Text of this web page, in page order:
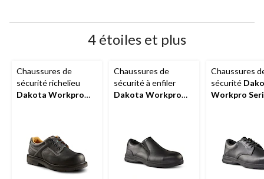
4 étoiles et plus
Chaussures de
sécurité richelieu
Dakota Workpro
composite, pour
hommes
Chaussures de
sécurité à enfiler
Dakota Workpro
hommes, ESD
Chaussures
sécurité
Workpro
pour